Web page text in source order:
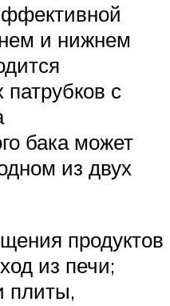
и нижнем
с
бака может
из двух
продуктов
из печи;
плиты,